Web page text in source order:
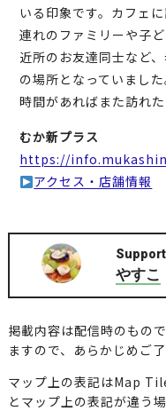
いる印象です。カフェ
連れのファミリーや子
近所のお友達同士など
の場所となっていまし
時間があればまた訪れた
むか新プラス
https://
アクセス・店舗情報
やすこ
掲載内容は配信時のもの
ますので、あらかじめご了
マップ上の表記はMap
とマップ上の表記が違う